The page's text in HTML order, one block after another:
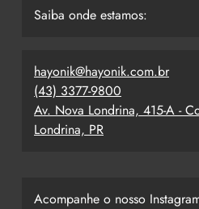
Saiba onde estamos:
hayonik@hayonik.com.br
(43) 3377-9800
Av. Nova Londrina, 415-A -
Londrina, PR
Acompanhe o nosso